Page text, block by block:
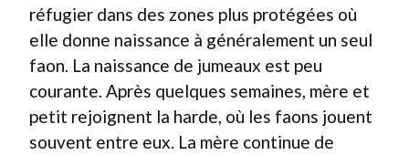
réfugier dans des zones plus protégées où
elle donne naissance à généralement un seul
faon. La naissance de jumeaux est peu
courante. Après quelques semaines, mère et
petit rejoignent la harde, où les faons jouent
souvent entre eux. La mère continue de